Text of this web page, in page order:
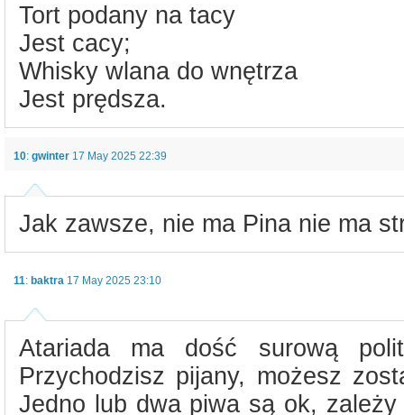
Tort podany na tacy
Jest cacy;
Whisky wlana do wnętrza
Jest prędsza.
10: gwinter 17 May 2025 22:39
Jak zawsze, nie ma Pina nie ma
11: baktra 17 May 2025 23:10
Atariada ma dość surową
Przychodzisz pijany, możesz
Jedno lub dwa piwa są ok,